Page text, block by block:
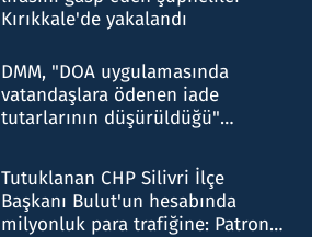
Kırıkkale'de yakalandı
DMM, "DOA uygulamasında
vatandaşlara ödenen iade
tutarlarının düşürüldüğü"
Tutuklanan CHP Silivri İlçe
Başkanı Bulut'un hesabında
milyonluk para trafiğine: Patron